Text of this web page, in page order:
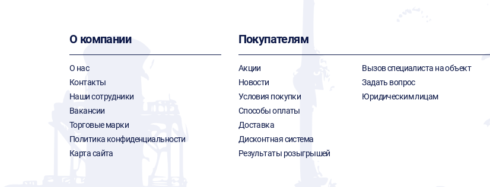
О компании
О нас
Контакты
Наши сотрудники
Вакансии
Торговые марки
Политика конфиденциальности
Карта сайта
Покупателям
Акции
Новости
Условия покупки
Способы оплаты
Доставка
Дисконтная система
Результаты розыгрышей
Вызов специалиста на объект
Задать вопрос
Юридическим лицам